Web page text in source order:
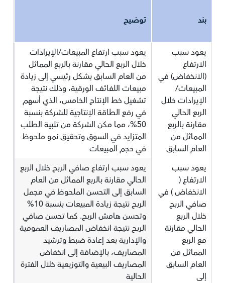
بند توضيح
يعود سبب
الارتفاع
(الانخفاض) في
المبيعات/
الإيرادات خلال
الربع الحالي
مقارنة بالربع
المماثل من
العام السابق
يعود سبب ارتفاع المبيعات/الإيرادات
خلال الربع الحالي مقارنة بالربع المماثل
من العام السابق بشكل رئيسي إلى زيادة
مبيعات اللفائف الورقية، وذلك نتيجة
تشغيل خط الإنتاج الخامس، الذي أسهم
في رفع الطاقة الإنتاجية للشركة بنسبة
50%، مما مكن الشركة من تلبية الطلب
المتزايد في السوق وتحقيق نمو ملحوظ
في حجم المبيعات
يعود سبب
الارتفاع (
الانخفاض ) في
صافي الربح
خلال الربع
الحالي مقارنة
مع الربع
المماثل من
العام السابق
إلى
يعود سبب ارتفاع صافي الربح خلال الربع
الحالي مقارنة بالربع المماثل من العام
السابق إلى التحسن الملحوظ في مجمل
الربح نتيجة زيادة المبيعات بنسبة 10%
وتحسن هامش الربح. كما تحسن صافي
الربح نتيجة انخفاض المصاريف العمومية
والإدارية بعد إعادة ضبط وترشيد
المصاريف، بالإضافة إلى انخفاض
المصاريف البيعية والتوزيعية خلال الفترة
الحالية